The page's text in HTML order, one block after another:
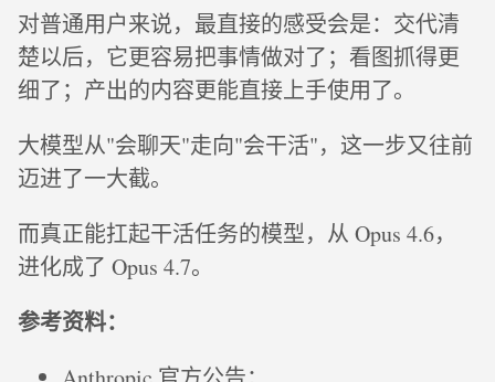
对普通用户来说，最直接的感受会是：交代清
楚以后，它更容易把事情做对了；看图抓得更
细了；产出的内容更能直接上手使用了。
大模型从"会聊天"走向"会干活"，这一步又往前
迈进了一大截。
而真正能扛起干活任务的模型，从 Opus 4.6，
进化成了 Opus 4.7。
参考资料：